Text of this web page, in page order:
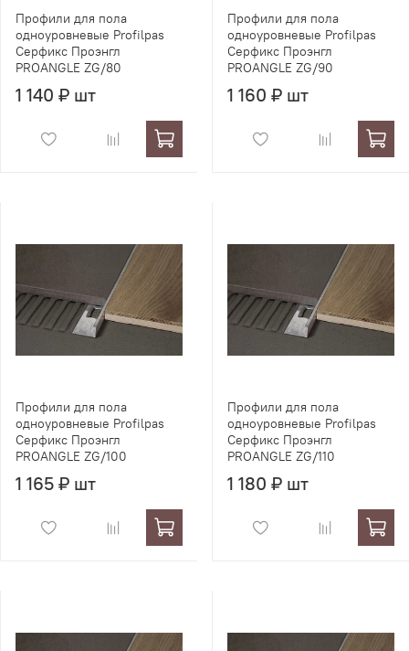
Профили для пола
одноуровневые Profilpas
Серфикс Проэнгл
PROANGLE ZG/80
1 140 ₽ шт
Профили для пола
одноуровневые Profilpas
Серфикс Проэнгл
PROANGLE ZG/90
1 160 ₽ шт
Профили для пола
одноуровневые Profilpas
Серфикс Проэнгл
PROANGLE ZG/100
1 165 ₽ шт
Профили для пола
одноуровневые Profilpas
Серфикс Проэнгл
PROANGLE ZG/110
1 180 ₽ шт